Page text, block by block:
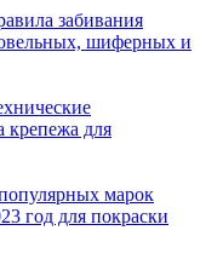
забивания
шиферных и
крепежа для
марок
год для покраски